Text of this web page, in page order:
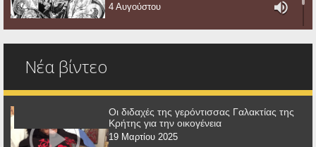
4 Αυγούστου
Νέα βίντεο
Οι διδαχές της γερόντισσας Γαλακτίας της
Κρήτης για την οικογένεια
19 Μαρτίου 2025